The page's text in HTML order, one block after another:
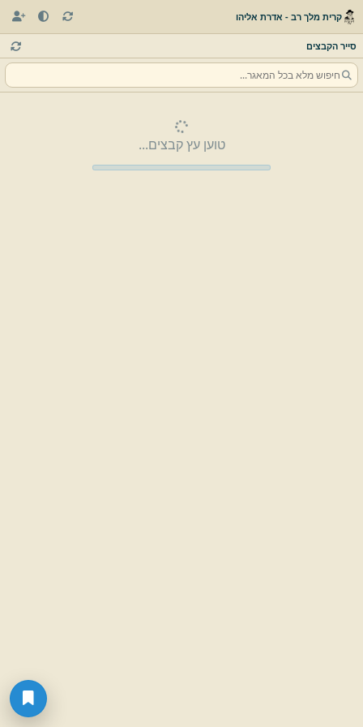
קרית מלך רב - אדרת אליהו
סייר הקבצים
טוען עץ קבצים...